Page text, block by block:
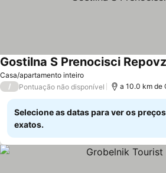
Casa/apartamento inteiro
Gostilna S Prenocisci Repovz
/ Pontuação não disponível a 10.0 km de
Selecione as datas para ver os preços
exatos.